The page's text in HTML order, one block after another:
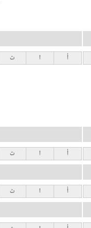
أ ا ث
أ ا ث
أ ا ث